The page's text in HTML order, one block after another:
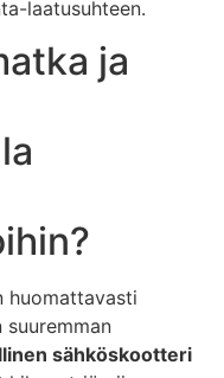
laatusuhteen.
ja
huomattavasti
sähköskootteri